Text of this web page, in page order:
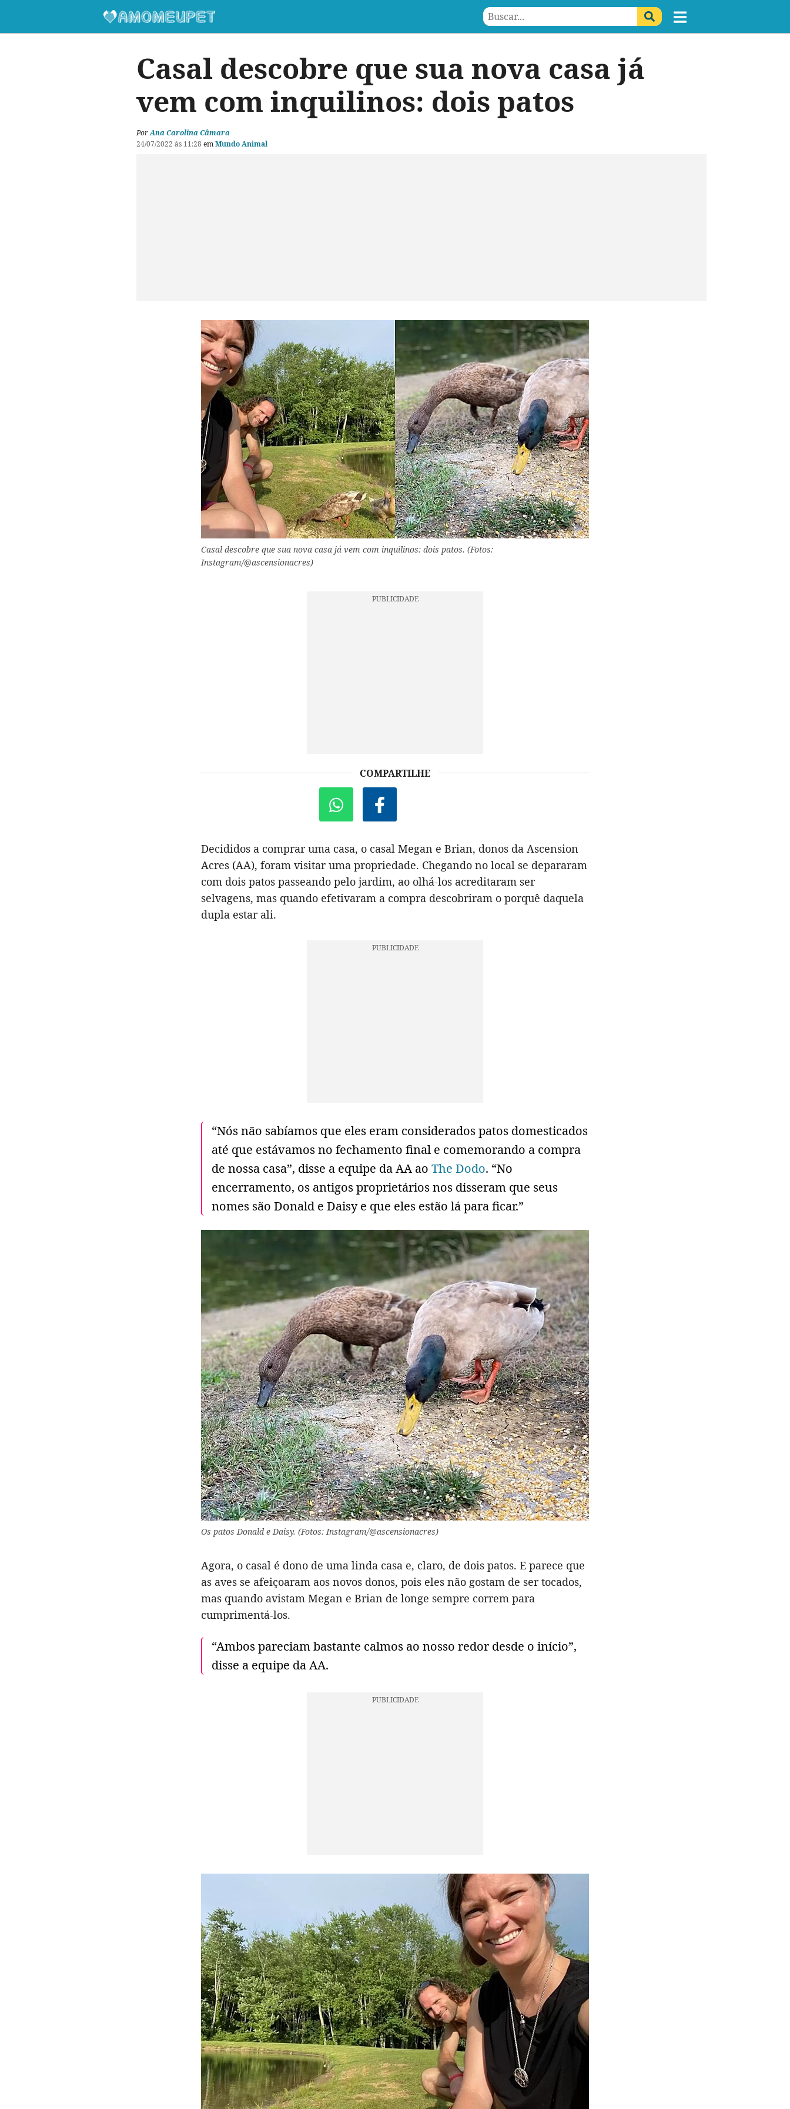
Casal descobre que sua nova casa já
vem com inquilinos: dois patos
PorAna Carolina Câmara
24/07/2022 às 11:28 emMundo Animal
Casal descobre que sua nova casa já vem com inquilinos: dois patos. (Fotos:
Instagram/@ascensionacres)
COMPARTILHE
Decididos a comprar uma casa, o casal Megan e Brian, donos da Ascension
Acres (AA), foram visitar uma propriedade. Chegando no local se depararam
com dois patos passeando pelo jardim, ao olhá-los acreditaram ser
selvagens, mas quando efetivaram a compra descobriram o porquê daquela
dupla estar ali.
“Nós não sabíamos que eles eram considerados patos domesticados
até que estávamos no fechamento final e comemorando a compra
de nossa casa”, disse a equipe da AA ao The Dodo. “No
encerramento, os antigos proprietários nos disseram que seus
nomes são Donald e Daisy e que eles estão lá para ficar.”
Os patos Donald e Daisy. (Fotos: Instagram/@ascensionacres)
Agora, o casal é dono de uma linda casa e, claro, de dois patos. E parece que
as aves se afeiçoaram aos novos donos, pois eles não gostam de ser tocados,
mas quando avistam Megan e Brian de longe sempre correm para
cumprimentá-los.
“Ambos pareciam bastante calmos ao nosso redor desde o início”,
disse a equipe da AA.